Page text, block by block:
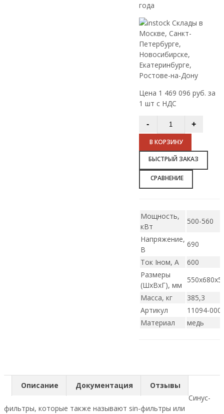
года
Склады в
Москве, Санкт-
Петербурге,
Новосибирске,
Екатеринбурге,
Ростове-на-Дону
Цена 1 469 096 руб. за
1 шт с НДС
В КОРЗИНУ
БЫСТРЫЙ ЗАКАЗ
СРАВНЕНИЕ
Мощность,
кВт
500-560
Напряжение,
В
690
Ток Iном, А
600
Размеры
(ШxВxГ), мм
Масса, кг
385,3
Артикул
11094-
Материал
медь
Описание Документация
Отзывы
Синус-
фильтры, которые также называют sin-фильтры или